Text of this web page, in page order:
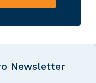
Newsletter